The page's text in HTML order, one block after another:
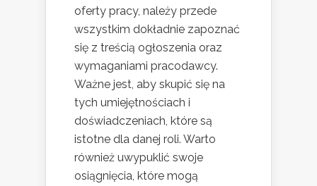
oferty pracy, należy przede
wszystkim dokładnie zapoznać
się z treścią ogłoszenia oraz
wymaganiami pracodawcy.
Ważne jest, aby skupić się na
tych umiejętnościach i
doświadczeniach, które są
istotne dla danej roli. Warto
również uwypuklić swoje
osiągnięcia, które mogą